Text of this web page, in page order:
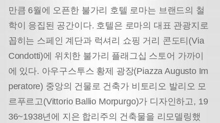
만큼 6월에 오픈한 불가리 호텔 로마는 브랜드의 철
학이 응집된 공간이다. 호텔은 로마의 대표 관광지로
꼽히는 스페인 계단과 럭셔리 쇼핑 거리 콘도티(Via
Condotti)에 위치한 불가리 플래그십 스토어 가까이
에 있다. 아우구스투스 황제 광장(Piazza Augusto Im
peratore) 중앙의 건물로 건축가 비토리오 발리오 모
르푸르고(Vittorio Ballio Morpurgo)가 디자인하고, 19
36~1938년에 지은 합리주의 건축물을 리모델링했